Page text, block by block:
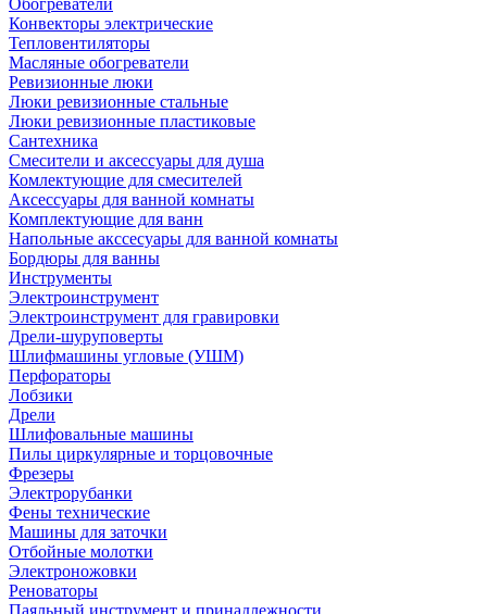
Обогреватели
Конвекторы электрические
Тепловентиляторы
Масляные обогреватели
Ревизионные люки
Люки ревизионные стальные
Люки ревизионные пластиковые
Сантехника
Смесители и аксессуары для душа
Комлектующие для смесителей
Аксессуары для ванной комнаты
Комплектующие для ванн
Напольные акссесуары для ванной комнаты
Бордюры для ванны
Инструменты
Электроинструмент
Электроинструмент для гравировки
Дрели-шуруповерты
Шлифмашины угловые (УШМ)
Перфораторы
Лобзики
Дрели
Шлифовальные машины
Пилы циркулярные и торцовочные
Фрезеры
Электрорубанки
Фены технические
Машины для заточки
Отбойные молотки
Электроножовки
Реноваторы
Паяльный инструмент и принадлежности